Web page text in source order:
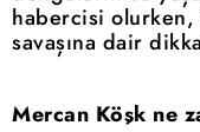
habercisi
savaşına dair
Mercan Köşk ne